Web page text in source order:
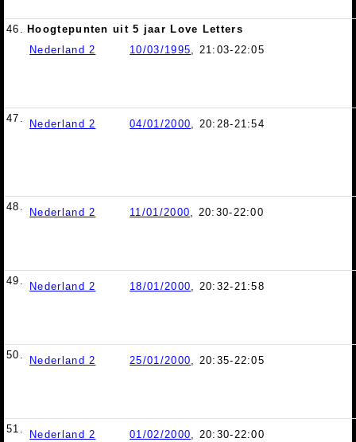
46. Hoogtepunten uit 5 jaar Love Letters
Nederland 2
10/03/1995, 21:03-22:05
47. Nederland 2 04/01/2000, 20:28-21:54
48. Nederland 2 11/01/2000, 20:30-22:00
49. Nederland 2 18/01/2000, 20:32-21:58
50. Nederland 2 25/01/2000, 20:35-22:05
51. Nederland 2 01/02/2000, 20:30-22:00